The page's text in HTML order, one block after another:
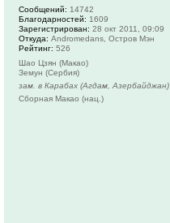
Сообщений: 14742
Благодарностей: 1609
Зарегистрирован: 28 окт 2011, 09:09
Откуда: Andromedans, Остров Мэн
Рейтинг: 526
Шао Цзян (Макао)
Земун (Сербия)
зам. в Карабах (Агдам, Азербайджан)
Сборная Макао (нац.)